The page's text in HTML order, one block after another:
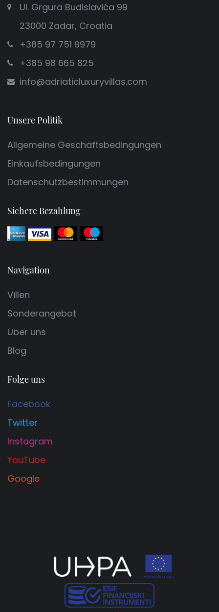
Ul. Grgura Budislavića 99
23000 Zadar, Croatia
+385 97 751 9979
+385 98 665 825
info@adriaticluxuryvillas.com
Unsere Politik
Allgemeine Geschäftsbedingungen
Einkaufsbedingungen
Datenschutzbestimmungen
Sichere Bezahlung
Navigation
Villen
Sonderangebot
Über uns
Blog
Folge uns
Facebook
Twitter
Instagram
YouTube
Google